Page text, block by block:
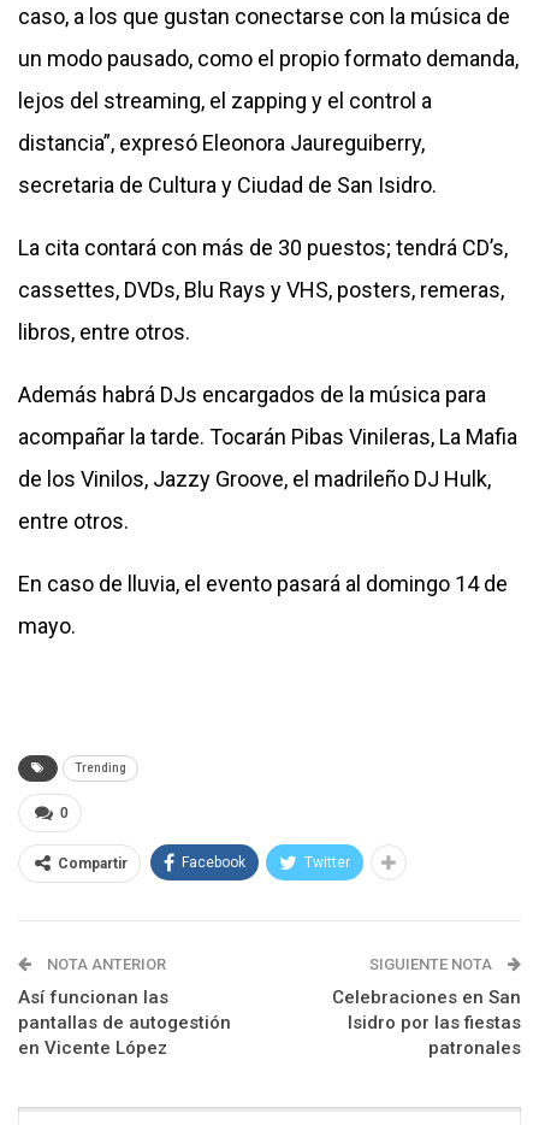
caso, a los que gustan conectarse con la música de
un modo pausado, como el propio formato demanda,
lejos del streaming, el zapping y el control a
distancia”, expresó Eleonora Jaureguiberry,
secretaria de Cultura y Ciudad de San Isidro.
La cita contará con más de 30 puestos; tendrá CD’s,
cassettes, DVDs, Blu Rays y VHS, posters, remeras,
libros, entre otros.
Además habrá DJs encargados de la música para
acompañar la tarde. Tocarán Pibas Vinileras, La Mafia
de los Vinilos, Jazzy Groove, el madrileño DJ Hulk,
entre otros.
En caso de lluvia, el evento pasará al domingo 14 de
mayo.
Trending
0
Compartir Facebook Twitter
NOTA ANTERIOR
Así funcionan las
pantallas de autogestión
en Vicente López
SIGUIENTE NOTA
Celebraciones en San
Isidro por las fiestas
patronales